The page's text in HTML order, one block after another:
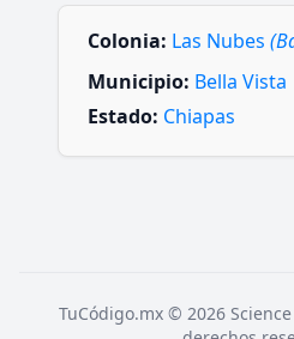
Colonia: Las Nubes
Municipio: Bella Vista
Estado: Chiapas
TuCódigo.mx © 2026